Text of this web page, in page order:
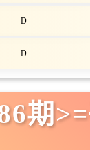
D
D
期